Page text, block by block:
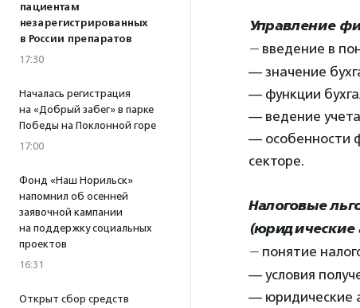
пациентам
незарегистрированных
в России препаратов
17:30
Началась регистрация
на «Добрый забег» в парке
Победы на Поклонной горе
17:00
Фонд «Наш Норильск»
напомнил об осенней
заявочной кампании
на поддержку социальных
проектов
16:31
Открыт сбор средств
Управление
— введение в
— значение
— функции
— ведение
— особенности
секторе.
Налоговые
(юридические
— понятие
— условия
— юридические